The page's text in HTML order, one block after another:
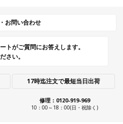
お問い合わせ
トがご質問にお答えします。
さい。
17時迄注文で最短当日出荷
修理：0120-919-969
10：00～18：00(日・祝除く)